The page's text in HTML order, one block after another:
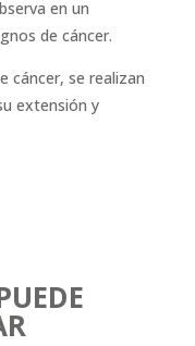
en un
de cáncer.
cáncer, se realizan
extensión y